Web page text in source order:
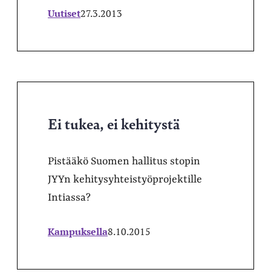
Uutiset27.3.2013
Ei tukea, ei kehitystä
Pistääkö Suomen hallitus stopin
JYYn kehitysyhteistyöprojektille
Intiassa?
Kampuksella8.10.2015